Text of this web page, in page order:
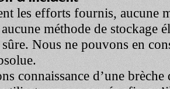
les efforts fournis, aucune
méthode de stockage
Nous ne pouvons en
connaissance d’une brèche